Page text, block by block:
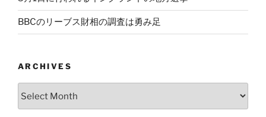
BBCのリーブス財相の調査は勇み足
ARCHIVES